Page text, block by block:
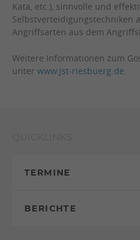
Kata, etc.), sinnvolle und
Selbstverteidigungstechniken
Angriffsarten aus dem
Weitere Informationen zum
unter www.jst-riesbuerg.de.
TERMINE
BERICHTE